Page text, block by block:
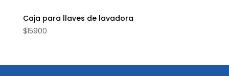
Caja para llaves de lavadora
$15900